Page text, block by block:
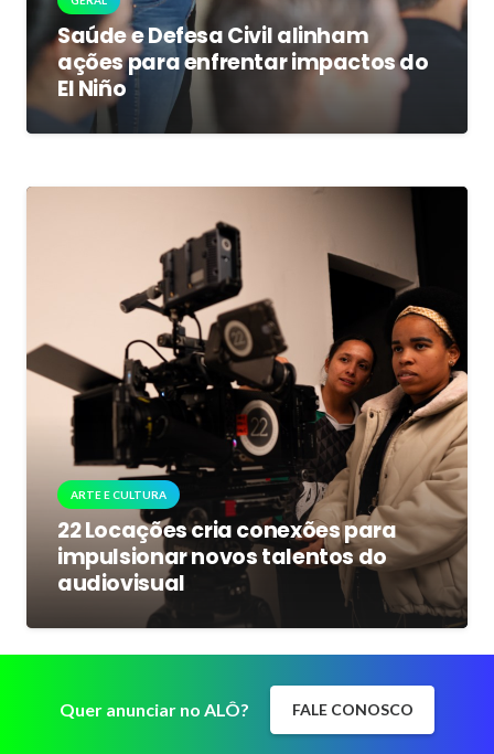
Saúde e Defesa Civil alinham
ações para enfrentar impactos do
El Niño
ARTE E CULTURA
22 Locações cria conexões para
impulsionar novos talentos do
audiovisual
Quer anunciar no ALÔ? FALE CONOSCO